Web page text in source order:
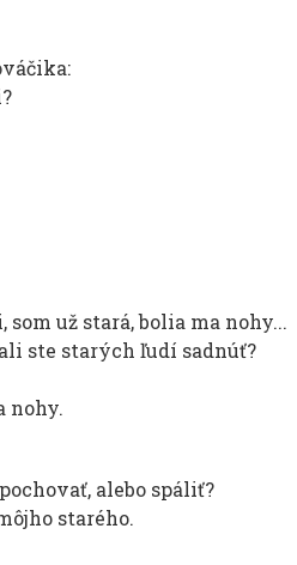
som už stará, bolia ma nohy...
ste starých ľudí sadnúť?
nohy.
alebo spáliť?
starého.